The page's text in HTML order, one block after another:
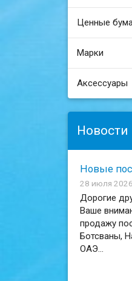
Ценные
Марки
Аксессуары
Новости
Новые
28 июля 2026
Дорогие
Ваше
продажу
Ботсваны,
ОАЭ...